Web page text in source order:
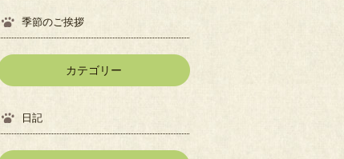
季節のご挨拶
カテゴリー
日記